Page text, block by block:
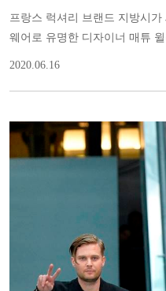
프랑스 럭셔리 브랜드 지방시
웨어로 유명한 디자이너 매튜
2020.06.16